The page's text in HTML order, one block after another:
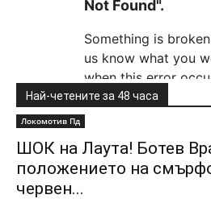
Най-четените за 48 часа
Локомотив Пд
ШОК на Лаута! Ботев
положението на
червен...